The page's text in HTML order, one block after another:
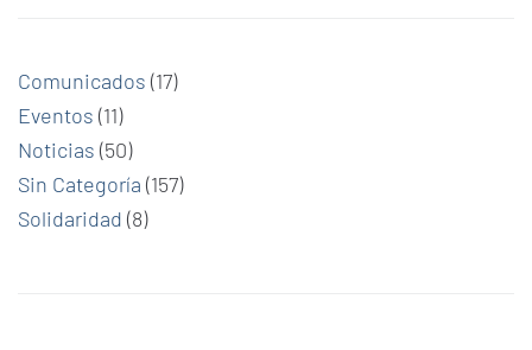
Comunicados (17)
Eventos (11)
Noticias (50)
Sin Categoría (157)
Solidaridad (8)